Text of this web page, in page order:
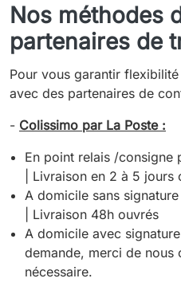
Nos méthodes
partenaires de
Pour vous garantir
avec des partenaires de
- Colissimo par La Poste :
En point relais /
| Livraison en 2 à 5 jours
A domicile sans
| Livraison 48h ouvrés
A domicile avec
demande, merci de nous
nécessaire.